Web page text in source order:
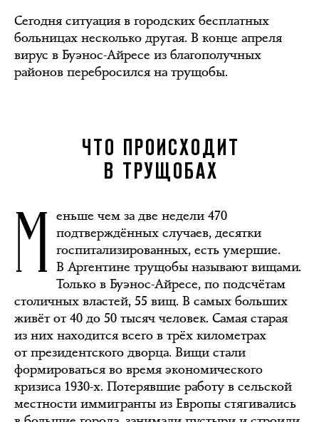
Сегодня ситуация в городских бесплатных
больницах несколько другая. В конце апреля
вирус в Буэнос-Айресе из благополучных
районов перебросился на трущобы.
ЧТО ПРОИСХОДИТ
В ТРУЩОБАХ
М еньше чем за две недели 470
подтверждённых случаев, десятки
госпитализированных, есть умершие.
В Аргентине трущобы называют вищами.
Только в Буэнос-Айресе, по подсчётам
столичных властей, 55 вищ. В самых больших
живёт от 40 до 50 тысяч человек. Самая старая
из них находится всего в трёх километрах
от президентского дворца. Вищи стали
формироваться во время экономического
кризиса 1930-х. Потерявшие работу в сельской
местности иммигранты из Европы стягивались